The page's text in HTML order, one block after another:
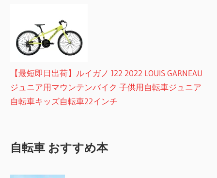
【最短即日出荷】ルイガノ J22 2022 LOUIS GARNEAU
ジュニア用マウンテンバイク 子供用自転車ジュニア
自転車キッズ自転車22インチ
自転車 おすすめ本